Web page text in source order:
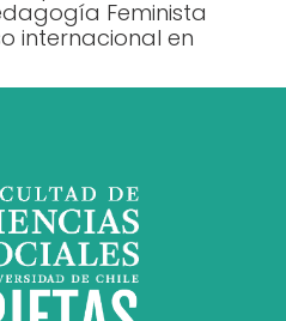
Feminista
internacional en